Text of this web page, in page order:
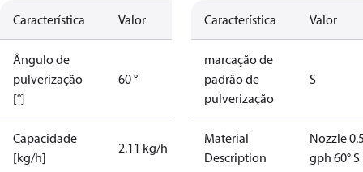
Característica Valor
Ângulo de
pulverização
[°]
60 °
Capacidade
[kg/h]
2.11 kg/h
Característica Valor
marcação de
padrão de
pulverização
S
Material
Description
Nozzle
gph 60° S